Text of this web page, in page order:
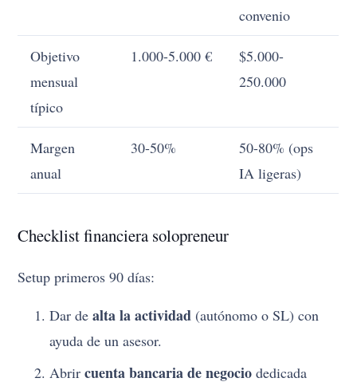
convenio
Objetivo
mensual
típico
1.000-5.000 €
$5.000-
250.000
Margen
anual
30-50%
50-80% (ops
IA ligeras)
Checklist financiera solopreneur
Setup primeros 90 días:
Dar dealta la actividad (autónomo o SL) con
ayuda de un asesor.
Abrircuenta bancaria de negocio dedicada